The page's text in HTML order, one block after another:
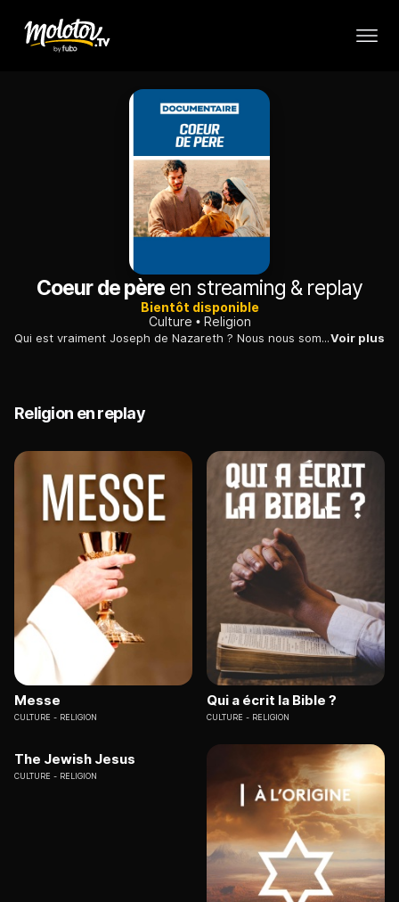
Coeur de père en streaming & replay
Bientôt disponible
Culture
Religion
Qui est vraiment Joseph de Nazareth ? Nous nous sommes lancés dans un voyage autour du monde pour savoir si c'est vrai ce que certains disent : que cet homme mystérieux est aujourd'hui plus actif que jamais.Voir plus
Religion en replay
Messe
CULTURE RELIGION
Qui a écrit la Bible ?
CULTURE RELIGION
The Jewish Jesus
CULTURE RELIGION